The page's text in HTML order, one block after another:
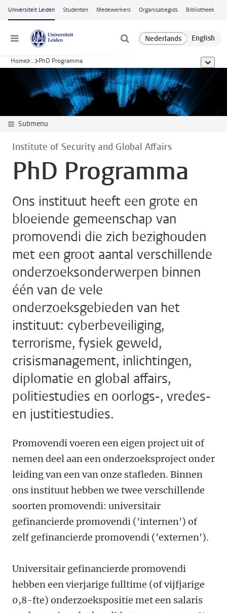
Ga naar hoofdinhoud
Universiteit Leiden Studenten Medewerkers Organisatiegids Bibliotheek
Menu
Home ... PhD Programma toon
Submenu
Institute of Security and Global Affairs
PhD Programma
Ons instituut heeft een grote en
bloeiende gemeenschap van
promovendi die zich bezighouden
met een groot aantal verschillende
onderzoeksonderwerpen binnen
één van de vele
onderzoeksgebieden van het
instituut: cyberbeveiliging,
terrorisme, fysiek geweld,
crisismanagement, inlichtingen,
diplomatie en global affairs,
politiestudies en oorlogs-, vredes-
en justitiestudies.
Promovendi voeren een eigen project uit of
nemen deel aan een onderzoeksproject onder
leiding van een van onze stafleden. Binnen
ons instituut hebben we twee verschillende
soorten promovendi: universitair
gefinancierde promovendi ('internen') of
zelf gefinancierde promovendi ('externen').
Universitair gefinancierde promovendi
hebben een vierjarige fulltime (of vijfjarige
0,8-fte) onderzoekspositie met een salaris